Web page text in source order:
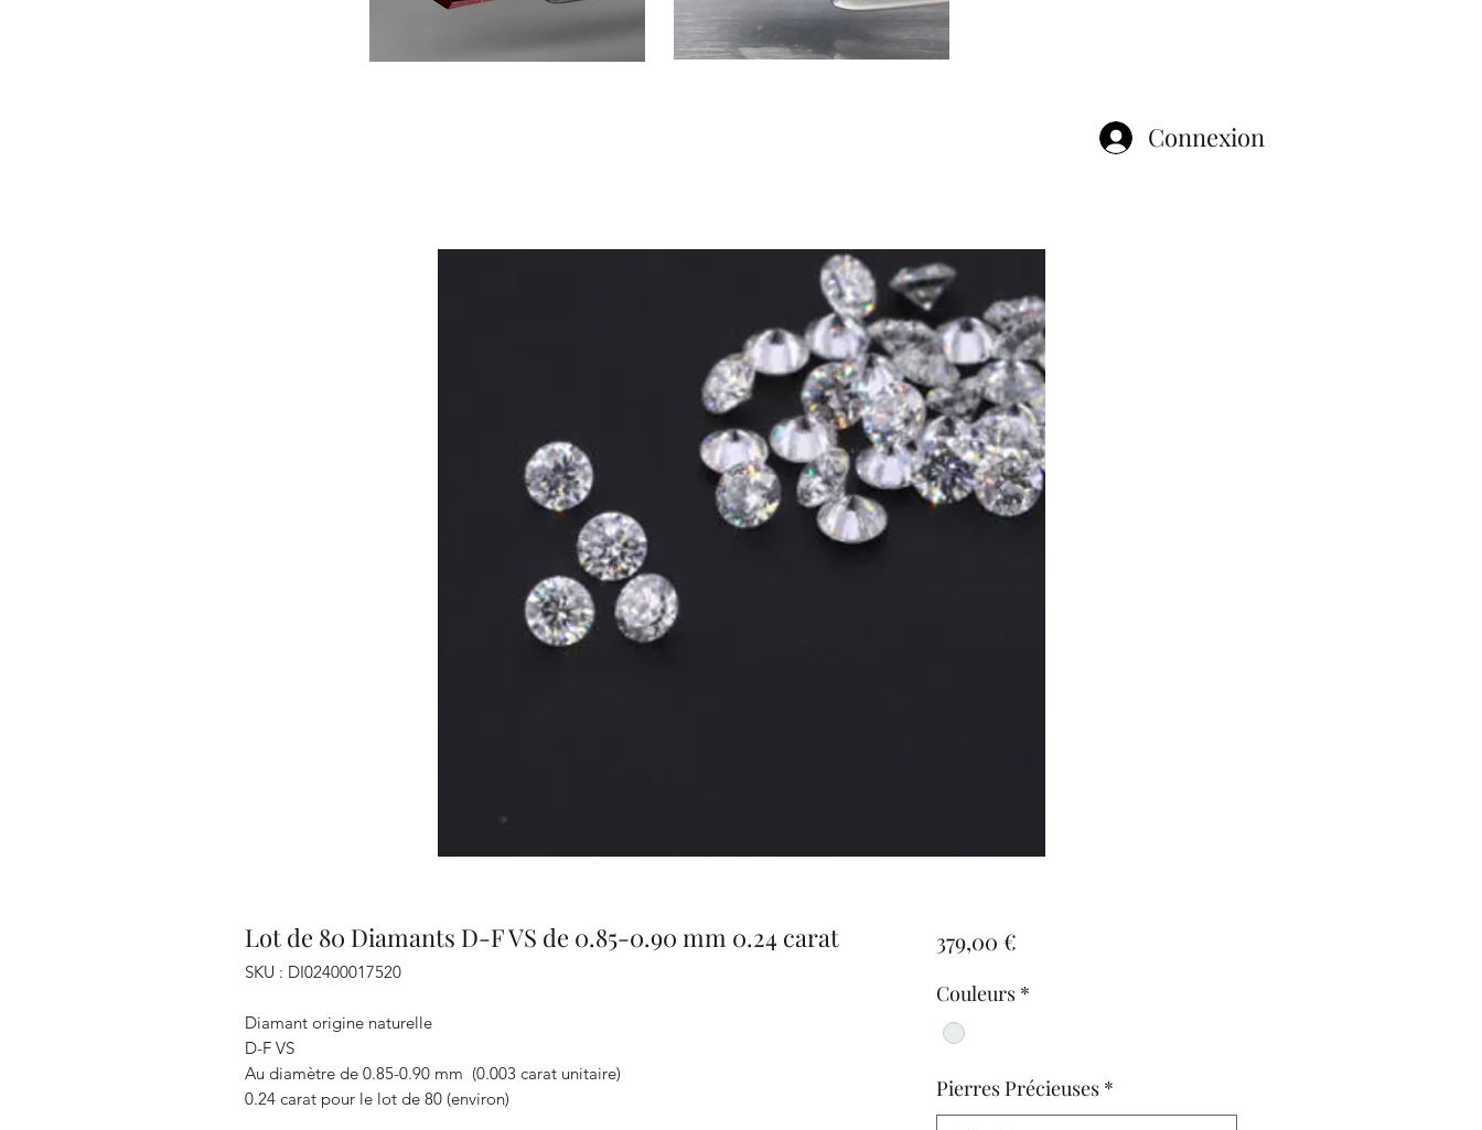
Lot de 80 Diamants D-F VS de 0.85-0.90 mm 0.24 carat
SKU : DI02400017520
Diamant origine naturelle
D-F VS
Au diamètre de 0.85-0.90 mm (0.003 carat unitaire)
0.24 carat pour le lot de 80 (environ)
379,00 €Prix
Couleurs *
Pierres Précieuses *
Connexion